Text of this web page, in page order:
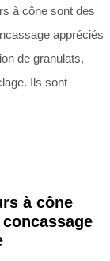
à cône sont des
appréciés
de granulats,
Ils sont
à cône